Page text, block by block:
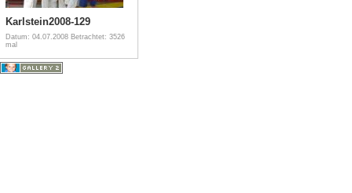
Karlstein2008-129
Datum: 04.07.2008 Betrachtet: 3526
mal